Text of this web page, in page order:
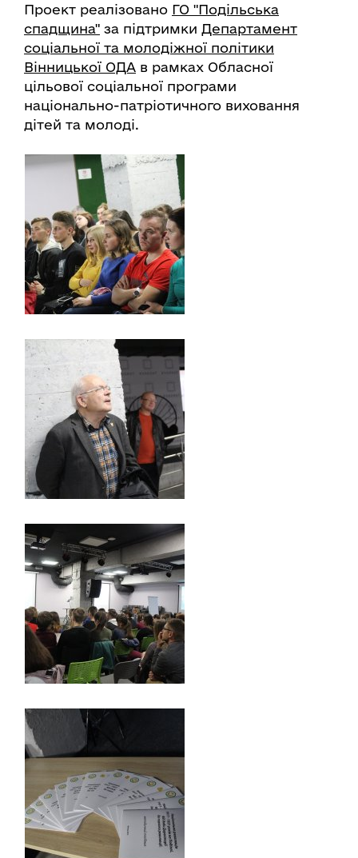
Проект реалізовано ГО "Подільська
спадщина" за підтримки Департамент
соціальної та молодіжної політики
Вінницької ОДА в рамках Обласної
цільової соціальної програми
національно-патріотичного виховання
дітей та молоді.